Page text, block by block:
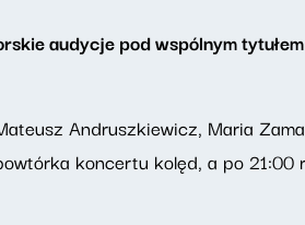
audycje pod wspólnym
Andruszkiewicz, Maria
koncertu kolęd, a po 21:00